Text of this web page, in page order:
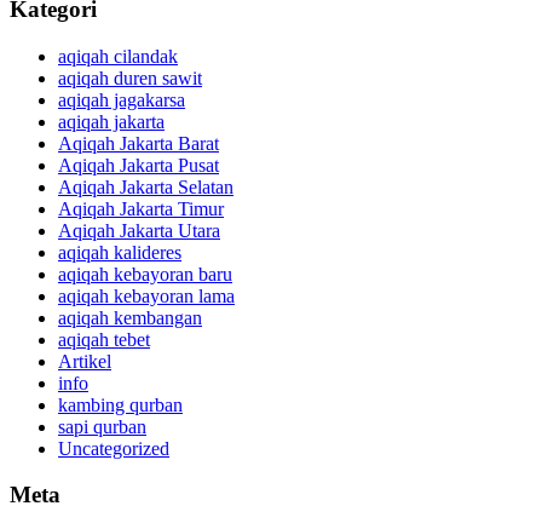
Kategori
aqiqah cilandak
aqiqah duren sawit
aqiqah jagakarsa
aqiqah jakarta
Aqiqah Jakarta Barat
Aqiqah Jakarta Pusat
Aqiqah Jakarta Selatan
Aqiqah Jakarta Timur
Aqiqah Jakarta Utara
aqiqah kalideres
aqiqah kebayoran baru
aqiqah kebayoran lama
aqiqah kembangan
aqiqah tebet
Artikel
info
kambing qurban
sapi qurban
Uncategorized
Meta